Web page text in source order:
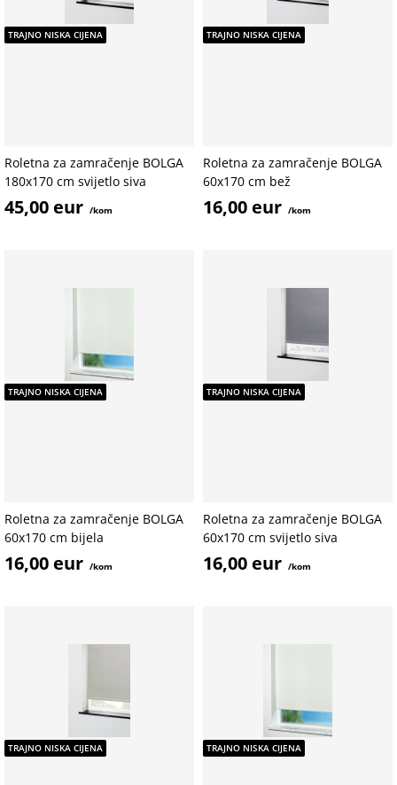
TRAJNO NISKA CIJENA
Roletna za zamračenje BOLGA
180x170 cm svijetlo siva
45,00 eur /kom
TRAJNO NISKA CIJENA
Roletna za zamračenje BOLGA
60x170 cm bež
16,00 eur /kom
TRAJNO NISKA CIJENA
Roletna za zamračenje BOLGA
60x170 cm bijela
16,00 eur /kom
TRAJNO NISKA CIJENA
Roletna za zamračenje BOLGA
60x170 cm svijetlo siva
16,00 eur /kom
TRAJNO NISKA CIJENA TRAJNO NISKA CIJENA